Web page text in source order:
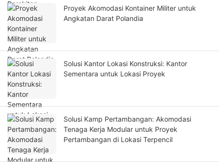
Proyek Akomodasi Kontainer Militer untuk
Angkatan Darat Polandia
Solusi Kantor Lokasi Konstruksi: Kantor
Sementara untuk Lokasi Proyek
Solusi Kamp Pertambangan: Akomodasi
Tenaga Kerja Modular untuk Proyek
Pertambangan di Lokasi Terpencil